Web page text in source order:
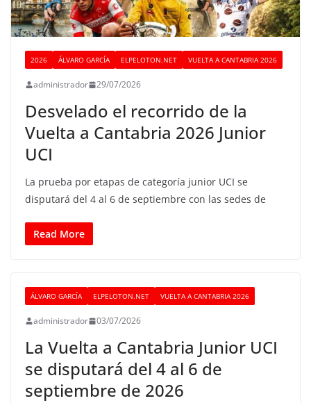
2026 ÁLVARO GARCÍA ELPELOTON.NET VUELTA A CANTABRIA 2026
administrador 29/07/2026
Desvelado el recorrido de la
Vuelta a Cantabria 2026 Junior
UCI
La prueba por etapas de categoría junior UCI se
disputará del 4 al 6 de septiembre con las sedes de
Read More
ÁLVARO GARCÍA ELPELOTON.NET VUELTA A CANTABRIA 2026
administrador 03/07/2026
La Vuelta a Cantabria Junior UCI
se disputará del 4 al 6 de
septiembre de 2026